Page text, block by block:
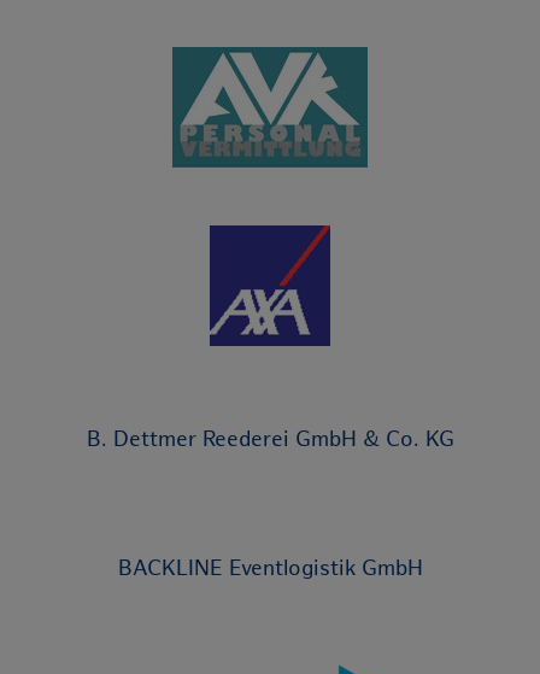
B. Dettmer Reederei GmbH & Co. KG
BACKLINE Eventlogistik GmbH